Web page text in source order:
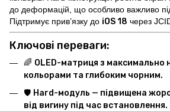
до деформацій, що особливо важливо
Підтримує прив’язку до iOS 18 через
Ключові переваги:
🌈 OLED-матриця з максимально
кольорами та глибоким чорним.
🛡️ Hard-модуль — підвищена
від вигину під час встановлення.